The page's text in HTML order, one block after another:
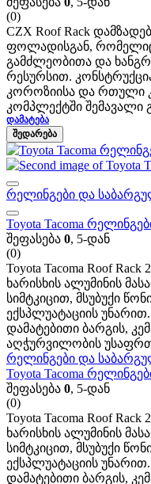
(0)
CZX Roof Rack
ფოლადისგან,
გამძლეობითა და
რესურსით.
კოროზიისა და რთული
კომპლექტში შემავალი
ᲓᲐᲛᲐᲢᲔᲑᲐ
ᲨᲔᲓᲐᲠᲔᲑᲐ
რელინგები და
Toyota Tacoma
შეფასება 0, 5-დან
(0)
Toyota Tacoma Roof
ხარისხის ალუმინის
სიმტკიცით, მსუბუქი
ექსპლუატაციის
დამატებითი ბარგის,
აღჭურვილობის
რელინგები და
Toyota Tacoma
შეფასება 0, 5-დან
(0)
Toyota Tacoma Roof
ხარისხის ალუმინის
სიმტკიცით, მსუბუქი
ექსპლუატაციის
დამატებითი ბარგის,